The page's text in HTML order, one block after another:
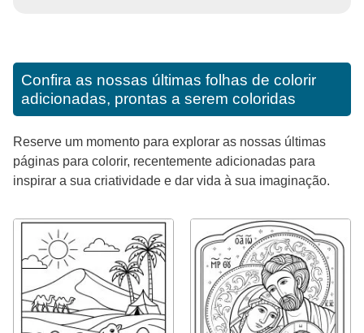
Confira as nossas últimas folhas de colorir
adicionadas, prontas a serem coloridas
Reserve um momento para explorar as nossas últimas
páginas para colorir, recentemente adicionadas para
inspirar a sua criatividade e dar vida à sua imaginação.